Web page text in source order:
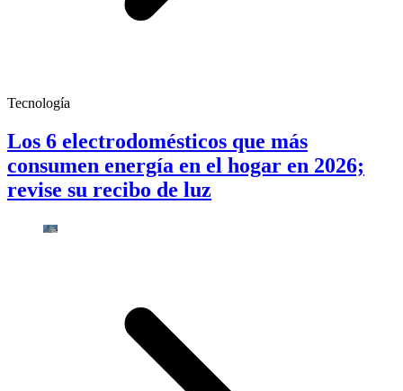
Tecnología
Los 6 electrodomésticos que más
consumen energía en el hogar en 2026;
revise su recibo de luz